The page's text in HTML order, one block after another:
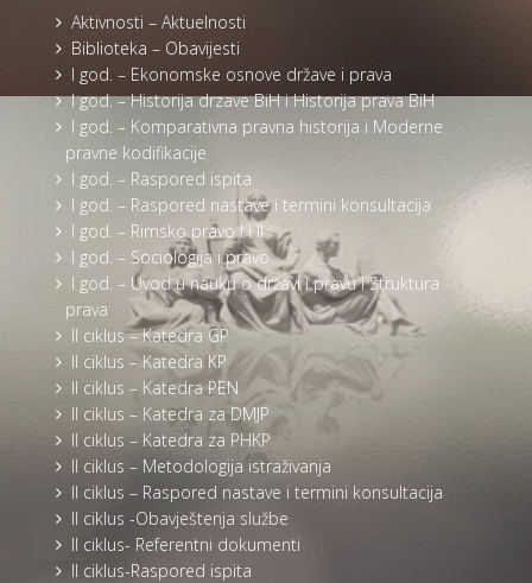
Aktivnosti – Aktuelnosti
Biblioteka – Obavijesti
I god. – Ekonomske osnove države i prava
I god. – Historija drzave BiH i Historija prava BiH
I god. – Komparativna pravna historija i Moderne
pravne kodifikacije
I god. – Raspored ispita
I god. – Raspored nastave i termini konsultacija
I god. – Rimsko pravo I i II
I god. – Sociologija i pravo
I god. – Uvod u nauku o državi i pravu i Struktura
prava
II ciklus – Katedra GP
II ciklus – Katedra KP
II ciklus – Katedra PEN
II ciklus – Katedra za DMJP
II ciklus – Katedra za PHKP
II ciklus – Metodologija istraživanja
II ciklus – Raspored nastave i termini konsultacija
II ciklus -Obavještenja službe
II ciklus- Referentni dokumenti
II ciklus-Raspored ispita